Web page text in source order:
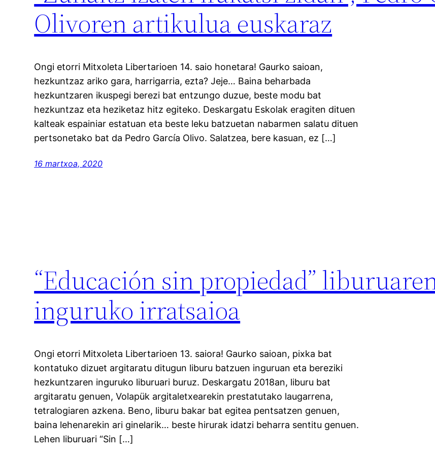
Olivoren artikulua euskaraz
Ongi etorri Mitxoleta Libertarioen 14. saio honetara! Gaurko saioan,
hezkuntzaz ariko gara, harrigarria, ezta? Jeje… Baina beharbada
hezkuntzaren ikuspegi berezi bat entzungo duzue, beste modu bat
hezkuntzaz eta heziketaz hitz egiteko. Deskargatu Eskolak eragiten dituen
kalteak espainiar estatuan eta beste leku batzuetan nabarmen salatu dituen
pertsonetako bat da Pedro García Olivo. Salatzea, bere kasuan, ez […]
16 martxoa, 2020
“Educación sin propiedad”
inguruko irratsaioa
Ongi etorri Mitxoleta Libertarioen 13. saiora! Gaurko saioan, pixka bat
kontatuko dizuet argitaratu ditugun liburu batzuen inguruan eta bereziki
hezkuntzaren inguruko liburuari buruz. Deskargatu 2018an, liburu bat
argitaratu genuen, Volapük argitaletxearekin prestatutako laugarrena,
tetralogiaren azkena. Beno, liburu bakar bat egitea pentsatzen genuen,
baina lehenarekin ari ginelarik… beste hirurak idatzi beharra sentitu genuen.
Lehen liburuari “Sin […]